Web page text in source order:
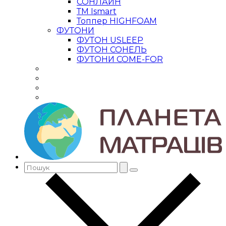
ТМ Ismart
Топпер HIGHFOAM
ФУТОНИ
ФУТОН USLEEP
ФУТОН СОНЕЛЬ
ФУТОНИ COME-FOR